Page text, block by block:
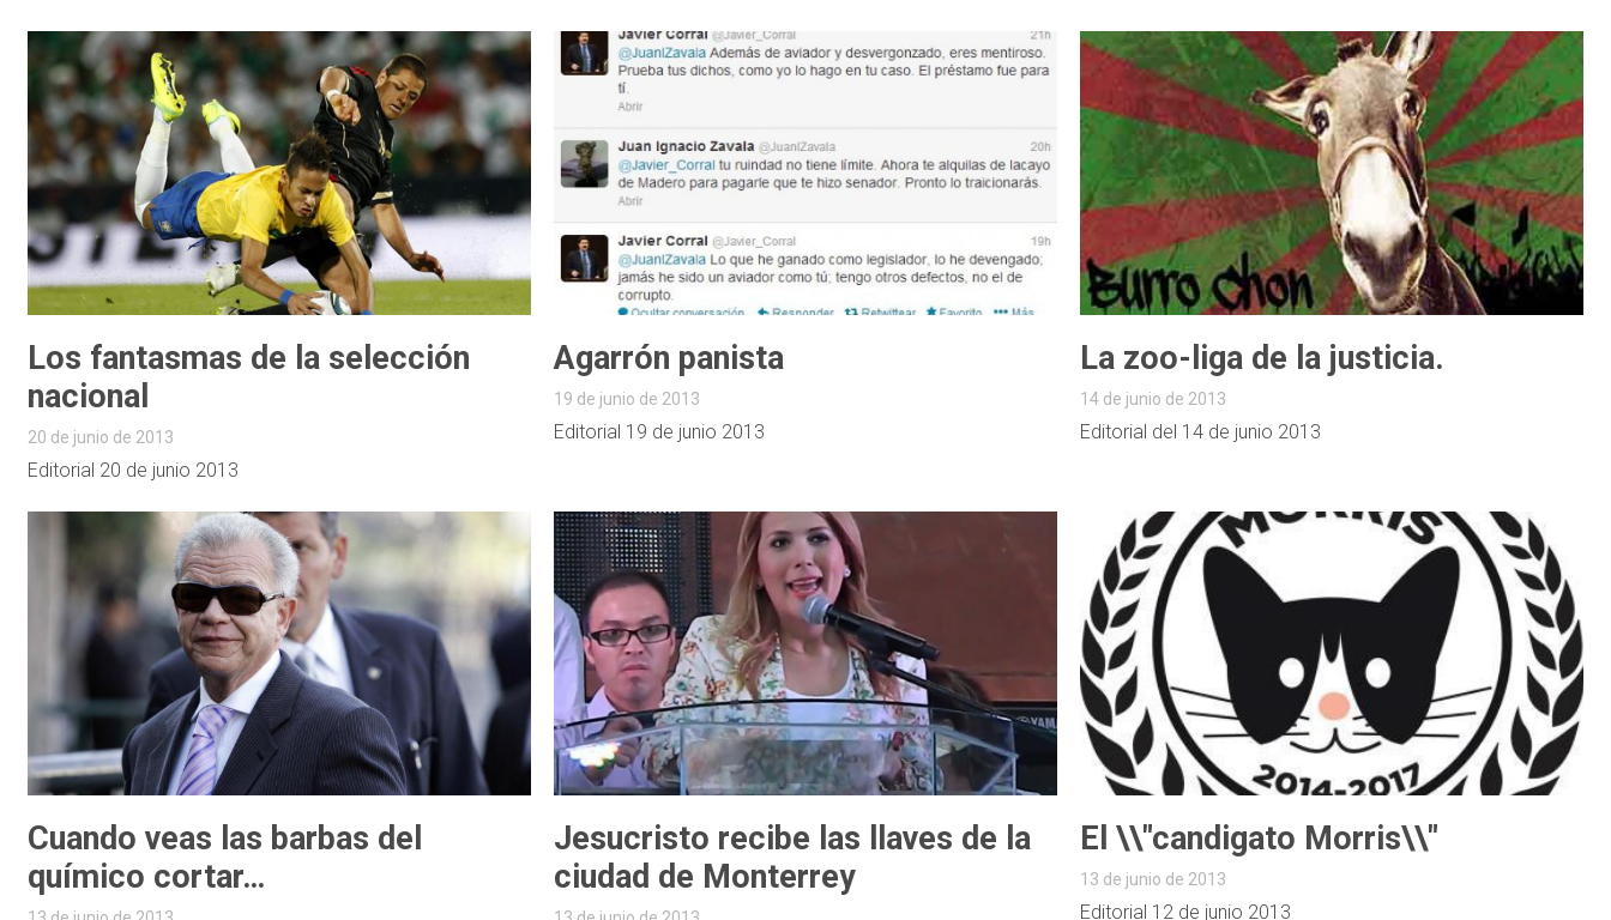
Los fantasmas de la selección
nacional
20 de junio de 2013
Editorial 20 de junio 2013
Agarrón panista
19 de junio de 2013
Editorial 19 de junio 2013
La zoo-liga de la justicia.
14 de junio de 2013
Editorial del 14 de junio 2013
Cuando veas las barbas del
químico cortar…
Jesucristo recibe las llaves de la
ciudad de Monterrey
El \\"candigato Morris\\"
13 de junio de 2013
Editorial 12 de junio 2013